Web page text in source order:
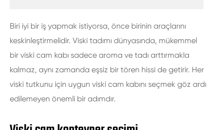
Biri iyi bir iş yapmak istiyorsa, önce birinin araçlarını
keskinleştirmelidir. Viski tadımı dünyasında, mükemmel
bir viski cam kabı sadece aroma ve tadı arttırmakla
kalmaz, aynı zamanda eşsiz bir tören hissi de getirir. Her
viski tutkunu için uygun viski cam kabını seçmek göz ardı
edilemeyen önemli bir adımdır.